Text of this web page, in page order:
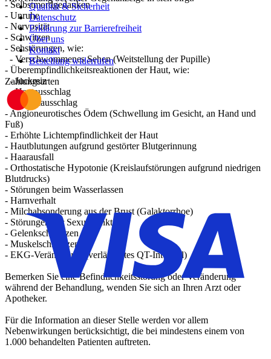
- Selbstmordgedanken
- Unruhe
- Nervosität
- Schwitzen
- Sehstörungen, wie:
- Verschwommenes Sehen (Weitstellung der Pupille)
- Überempfindlichkeitsreaktionen der Haut, wie:
- Juckreiz
- Hautausschlag
- Nesselausschlag
- Angioneurotisches Ödem (Schwellung im Gesicht, an Hand und
Fuß)
- Erhöhte Lichtempfindlichkeit der Haut
- Hautblutungen aufgrund gestörter Blutgerinnung
- Haarausfall
- Orthostatische Hypotonie (Kreislaufstörungen aufgrund niedrigen
Blutdrucks)
- Störungen beim Wasserlassen
- Harnverhalt
- Milchabsonderung aus der Brust (Galaktorrhoe)
- Störungen der Sexualfunktion
- Gelenkschmerzen
- Muskelschmerzen
- EKG-Veränderung (verlängertes QT-Intervall)
Bemerken Sie eine Befindlichkeitsstörung oder Veränderung
während der Behandlung, wenden Sie sich an Ihren Arzt oder
Apotheker.
Für die Information an dieser Stelle werden vor allem
Nebenwirkungen berücksichtigt, die bei mindestens einem von
1.000 behandelten Patienten auftreten.
Qualität & Sicherheit
Datenschutz
Erklärung zur Barrierefreiheit
Über uns
Kontakt
Bestellung widerrufen
Zahlungsarten